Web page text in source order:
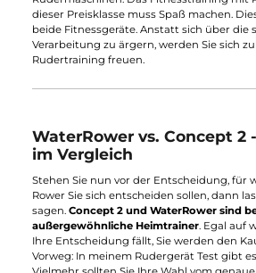
Rudergerät
Ausschau zu halten. Falls
Rudern noch nicht vertraut sind, kann
zuerst grundlegend auszutesten.
ebenfalls davon ab Ihr halbes
Rudertraining einzutauchen, oder
dieser Preisklasse muss Spaß
beide Fitnessgeräte. Anstatt sich über
Verarbeitung zu ärgern, werden Sie
Rudertraining freuen.